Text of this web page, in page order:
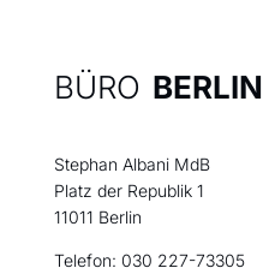
BÜRO BERLIN
Stephan Albani MdB
Platz der Republik 1
11011 Berlin
Telefon: 030 227-73305